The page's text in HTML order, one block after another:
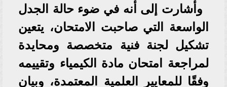
وأشارت إلى أنه في ضوء حالة الجدل
الواسعة التي صاحبت الامتحان، يتعين
تشكيل لجنة فنية متخصصة ومحايدة
لمراجعة امتحان مادة الكيمياء وتقييمه
وفقًا للمعايير العلمية المعتمدة، وبيان